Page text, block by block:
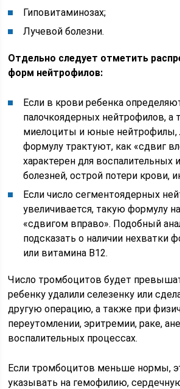
Гиповитаминозах;
Лучевой болезни.
Отдельно следует отметить
форм нейтрофилов:
Если в крови ребенка
палочкоядерных нейтрофилов,
миелоциты и юные нейтрофилы,
формулу трактуют, как «сдвиг
характерен для
болезней, острой потери крови,
Если число сегментоядерных
увеличивается, такую формулу
«сдвигом вправо». Подобный
подсказать о наличии нехватки
или витамина В12.
Число тромбоцитов будет
ребенку удалили селезенку или
другую операцию, а также при
переутомлении, эритремии, раке,
воспалительных процессах.
Если тромбоцитов меньше нормы,
указывать на гемофилию,